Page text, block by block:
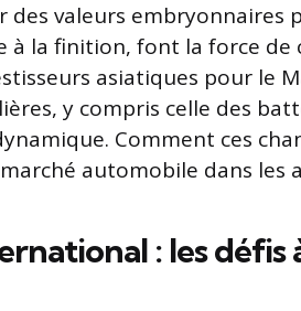
des valeurs embryonnaires
à la finition, font la force
asiatiques pour le
y compris celle des
Comment ces
automobile dans les
: les défis